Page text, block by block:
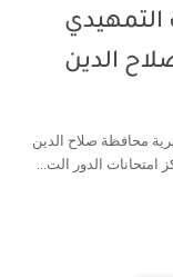
التمهيدي
الدين
محافظة صلاح الدين